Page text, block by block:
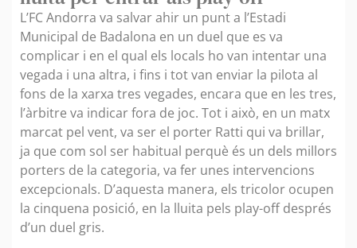
L’FC Andorra va salvar ahir un punt a l’Estadi
Municipal de Badalona en un duel que es va
complicar i en el qual els locals ho van intentar una
vegada i una altra, i fins i tot van enviar la pilota al
fons de la xarxa tres vegades, encara que en les tres,
l’àrbitre va indicar fora de joc. Tot i això, en un matx
marcat pel vent, va ser el porter Ratti qui va brillar,
ja que com sol ser habitual perquè és un dels millors
porters de la categoria, va fer unes intervencions
excepcionals. D’aquesta manera, els tricolor ocupen
la cinquena posició, en la lluita pels play-off després
d’un duel gris.